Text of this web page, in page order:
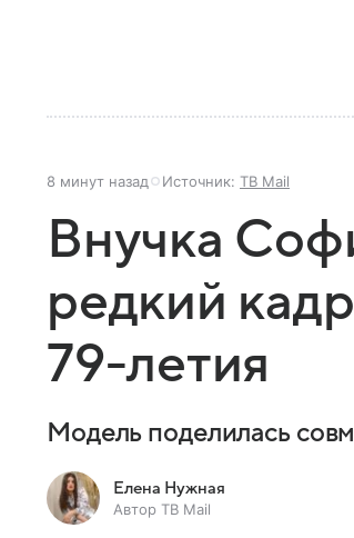
8 минут назад Источник: ТВ Mail
Внучка
редкий
79-летия
Модель поделилась
Елена Нужная
Автор ТВ Mail